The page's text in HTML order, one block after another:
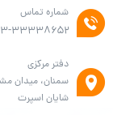
شماره تماس
۰۲۳-
دفتر مرکزی
سمنان، میدان
شایان اسپرت